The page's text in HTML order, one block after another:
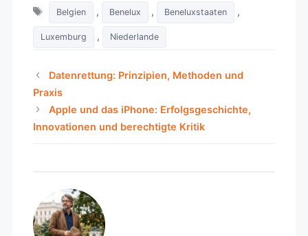
Tags
Belgien , Benelux , Beneluxstaaten ,
Luxemburg , Niederlande
Datenrettung: Prinzipien, Methoden und
Praxis
Apple und das iPhone: Erfolgsgeschichte,
Innovationen und berechtigte Kritik